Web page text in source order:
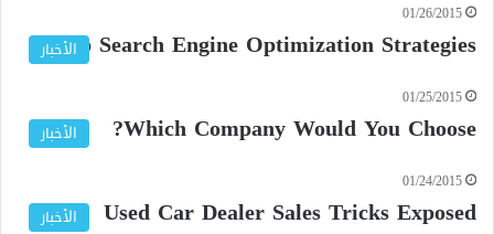
01/26/2015
Top Search Engine Optimization Strategies!الأخبار
01/25/2015
Which Company Would You Choose? الأخبار
01/24/2015
Used Car Dealer Sales Tricks Exposed الأخبار